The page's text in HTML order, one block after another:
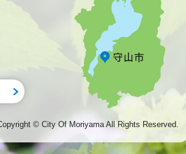
© City Of Moriyama All Rights Reserved.